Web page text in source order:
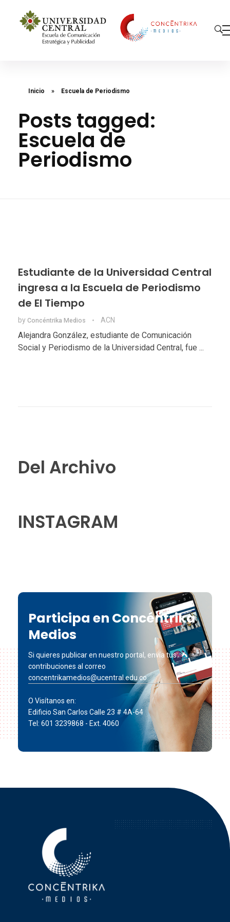
Inicio » Escuela de Periodismo
Posts tagged:
Escuela de
Periodismo
Estudiante de la Universidad Central
ingresa a la Escuela de Periodismo
de El Tiempo
by Concéntrika Medios ACN
Alejandra González, estudiante de Comunicación
Social y Periodismo de la Universidad Central, fue ...
Del Archivo
INSTAGRAM
Participa en Concéntrika
Medios
Si quieres publicar en nuestro portal, envía tus
contribuciones al correo
concentrikamedios@ucentral.edu.co
O Visítanos en:
Edificio San Carlos Calle 23 # 4A-64
Tel: 601 3239868 - Ext. 4060